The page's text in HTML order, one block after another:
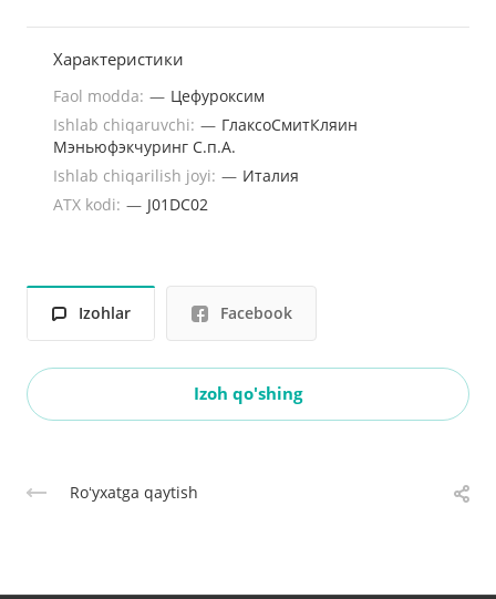
Характеристики
Faol modda: — Цефуроксим
Ishlab chiqaruvchi: — ГлаксоСмитКляин
Мэньюфэкчуринг С.п.А.
Ishlab chiqarilish joyi: — Италия
ATX kodi: — J01DС02
Izohlar Facebook
Izoh qo'shing
Roʻyxatga qaytish